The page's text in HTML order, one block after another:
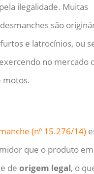
ilegalidade. Muitas
são
e latrocínios, ou
no mercado
motos.
(nº 15.276/14)
que o produto em
e de origem legal, o